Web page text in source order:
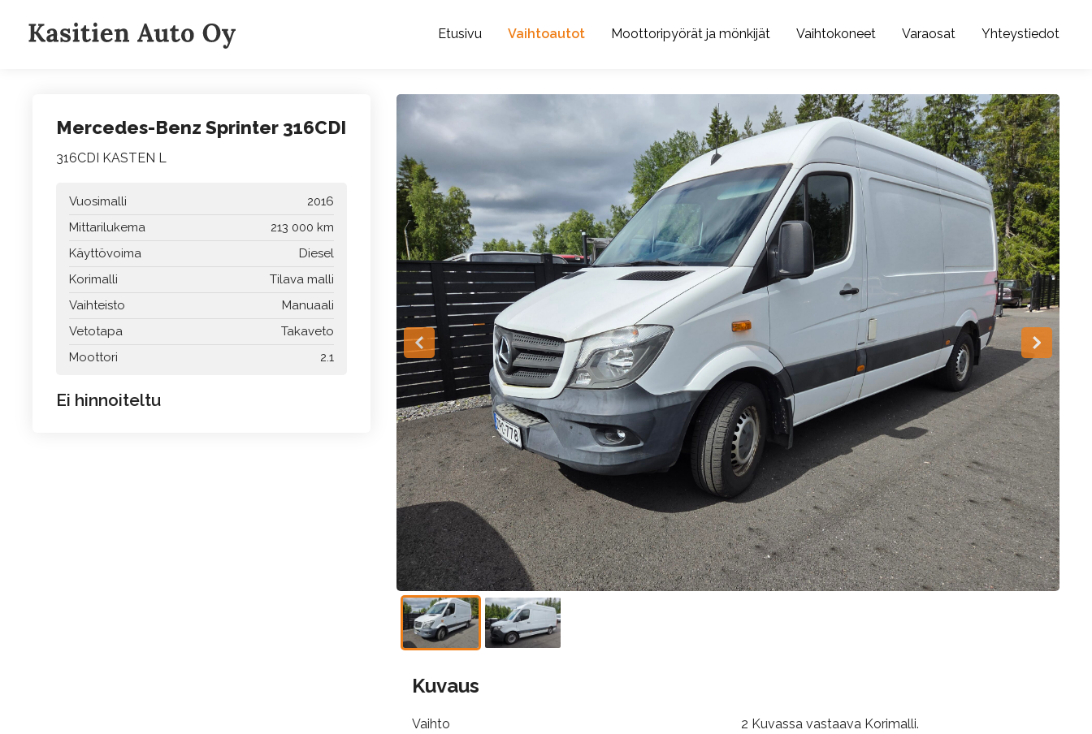
sisältöön
Etusivu
Vaihtoautot Moottoripyörät ja mönkijät Vaihtokoneet Varaosat Yhteystiedot
Mercedes-Benz Sprinter 316CDI
316CDI KASTEN L
Vuosimalli
2016
Mittarilukema
213 000 km
Käyttövoima
Diesel
Korimalli
Tilava malli
Vaihteisto
Manuaali
Vetotapa
Takaveto
Moottori
2.1
Ei hinnoiteltu
Kuvaus
Vaihto
2 Kuvassa vastaava Korimalli.